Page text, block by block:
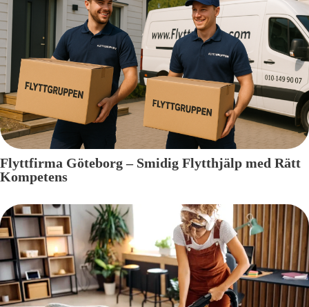
Flyttfirma Göteborg – Smidig Flytthjälp med Rätt
Kompetens